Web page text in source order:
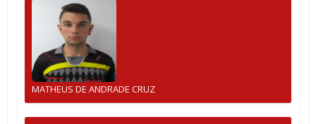
MATHEUS DE ANDRADE CRUZ